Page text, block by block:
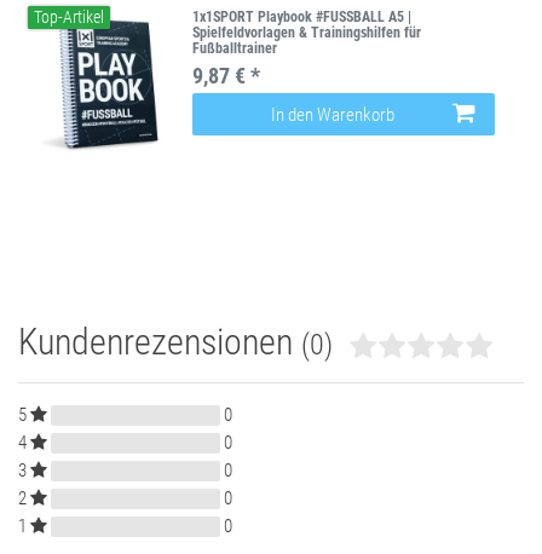
Top-Artikel
1x1SPORT Playbook #FUSSBALL A5 |
Spielfeldvorlagen & Trainingshilfen für
Fußballtrainer
9,87 € *
In den Warenkorb
Kundenrezensionen (0)
5
0
4
0
3
0
2
0
1
0